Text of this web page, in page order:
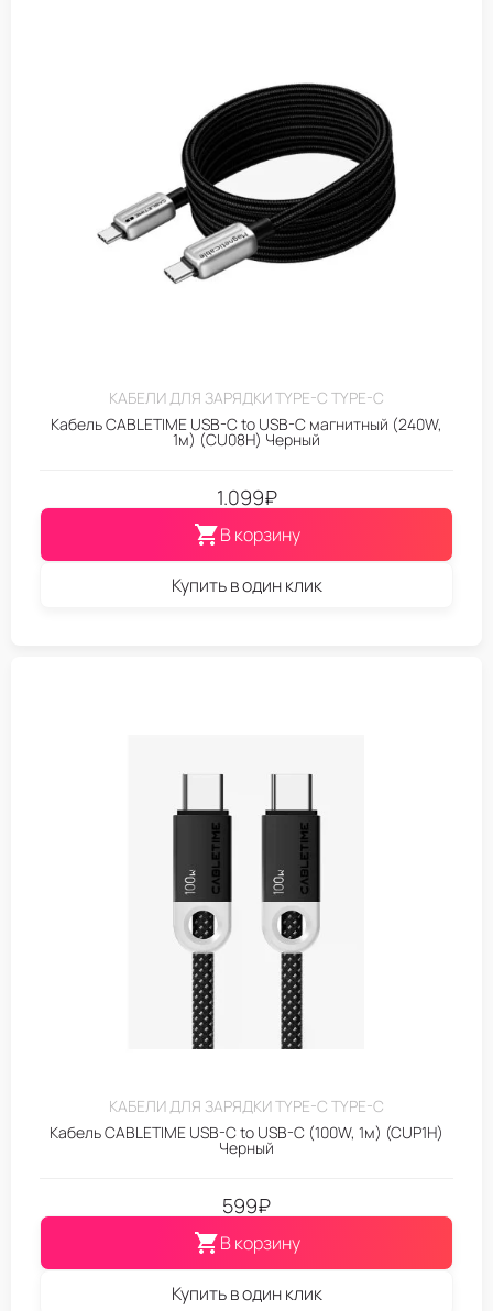
КАБЕЛИ ДЛЯ ЗАРЯДКИ TYPE-C TYPE-C
Кабель CABLETIME USB-C to USB-C магнитный (240W,
1м) (CU08H) Черный
1.099₽
В корзину
Купить в один клик
КАБЕЛИ ДЛЯ ЗАРЯДКИ TYPE-C TYPE-C
Кабель CABLETIME USB-C to USB-C (100W, 1м) (CUP1H)
Черный
599₽
В корзину
Купить в один клик